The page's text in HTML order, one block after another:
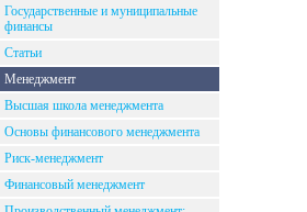
Государственные и муниципальные
финансы
Статьи
Менеджмент
Высшая школа менеджмента
Основы финансового менеджмента
Риск-менеджмент
Финансовый менеджмент